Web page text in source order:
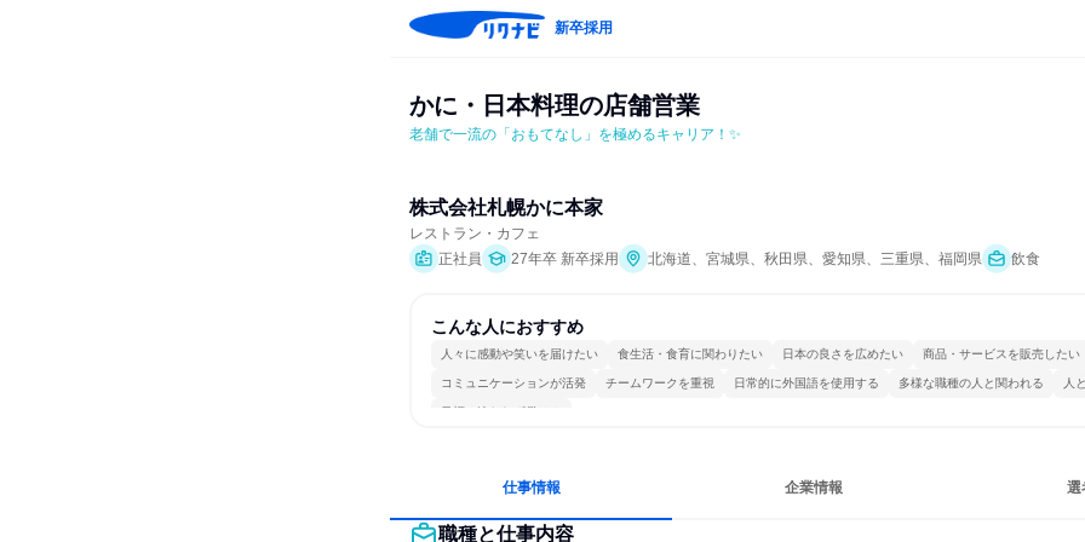
新卒採用
かに・日本料理の店舗営業
老舗で一流の「おもてなし」を極めるキャリア！✨
株式会社札幌かに本家
レストラン・カフェ
正社員
27年卒 新卒採用 北海道、宮城県、秋田県、愛知県、三重県、福岡県 飲食
こんな人におすすめ
人々に感動や笑いを届けたい 食生活・食育に関わりたい 日本の良さを広めたい 商品・サービスを販売したい
コミュニケーションが活発 チームワークを重視 日常的に外国語を使用する 多様な職種の人と関われる 人
目標に追われず働ける
仕事情報 企業情報 選
職種と仕事内容